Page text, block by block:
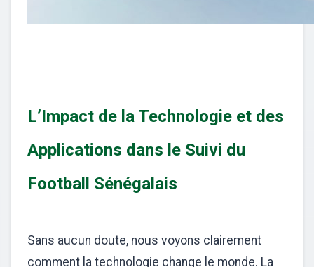
L’Impact de la Technologie et des
Applications dans le Suivi du
Football Sénégalais
Sans aucun doute, nous voyons clairement
comment la technologie change le monde. La